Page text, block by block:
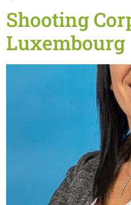
Shooting
Luxembourg